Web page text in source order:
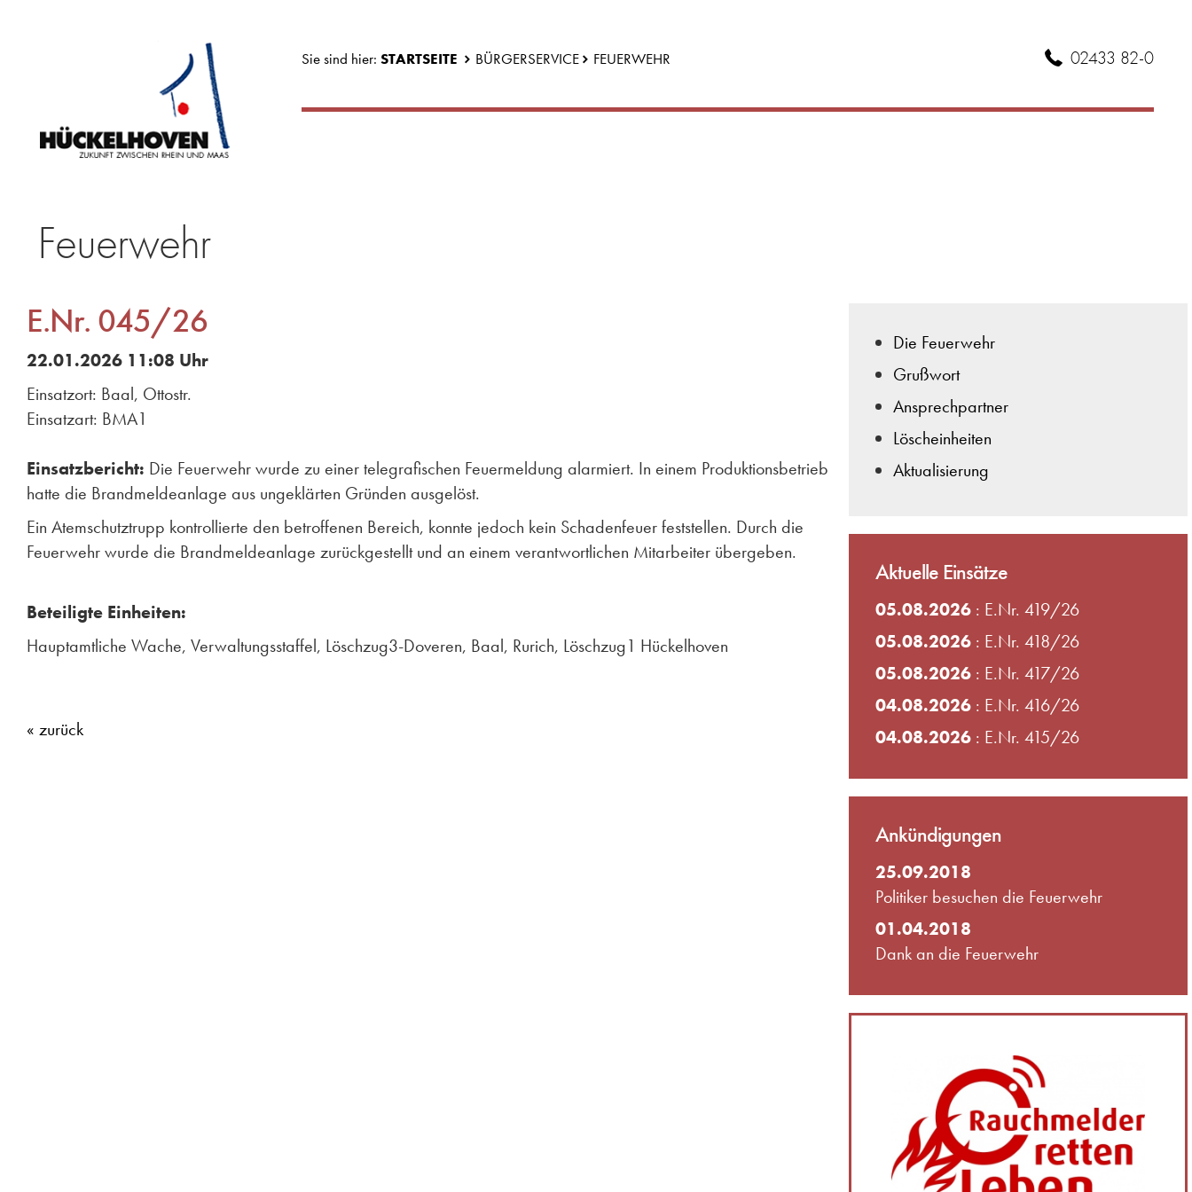
Sie sind hier:STARTSEITE BÜRGERSERVICE FEUERWEHR 02433 82-0
Feuerwehr
E.Nr. 045/26
22.01.2026 11:08 Uhr
Einsatzort: Baal, Ottostr.
Einsatzart: BMA1
Einsatzbericht: Die Feuerwehr wurde zu einer telegrafischen Feuermeldung alarmiert. In einem Produktionsbetrieb
hatte die Brandmeldeanlage aus ungeklärten Gründen ausgelöst.
Ein Atemschutztrupp kontrollierte den betroffenen Bereich, konnte jedoch kein Schadenfeuer feststellen. Durch die
Feuerwehr wurde die Brandmeldeanlage zurückgestellt und an einem verantwortlichen Mitarbeiter übergeben.
Beteiligte Einheiten:
Hauptamtliche Wache, Verwaltungsstaffel, Löschzug3-Doveren, Baal, Rurich, Löschzug1 Hückelhoven
« zurück
Die Feuerwehr
Grußwort
Ansprechpartner
Löscheinheiten
Aktualisierung
Aktuelle Einsätze
05.08.2026: E.Nr. 419/26
05.08.2026: E.Nr. 418/26
05.08.2026: E.Nr. 417/26
04.08.2026: E.Nr. 416/26
04.08.2026: E.Nr. 415/26
Ankündigungen
25.09.2018
Politiker besuchen die Feuerwehr
01.04.2018
Dank an die Feuerwehr